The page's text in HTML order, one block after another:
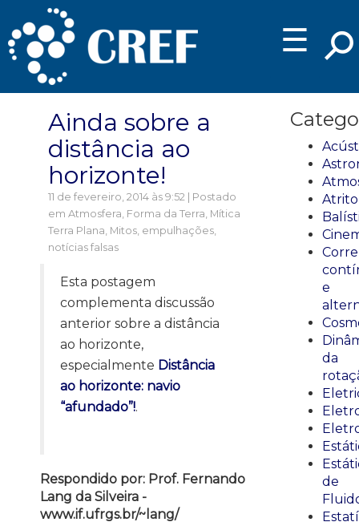
☰
Ainda sobre a
distância ao
horizonte!
11 de fevereiro, 2014 às 9:52 | Postado
em Atmosfera, Forma da Terra, Mítica
Terra Plana, Mitos, empulhações,
notícias falsas
Esta postagem
complementa discussão
anterior sobre a distância
ao horizonte,
especialmente Distância
ao horizonte: navio
“afundado”!.
Respondido por: Prof. Fernando
Lang da Silveira -
www.if.ufrgs.br/~lang/
Atrito
e
da
de